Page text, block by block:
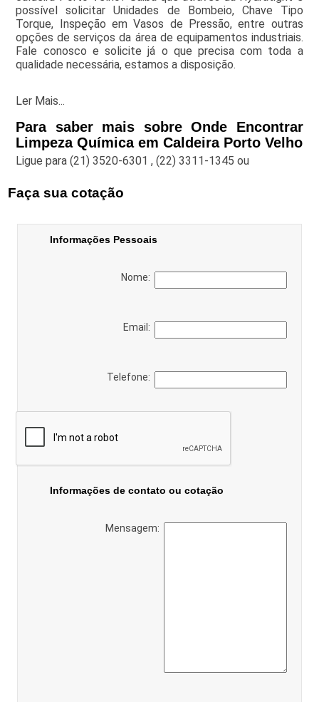
possível solicitar Unidades de Bombeio, Chave Tipo
Torque, Inspeção em Vasos de Pressão, entre outras
opções de serviços da área de equipamentos industriais.
Fale conosco e solicite já o que precisa com toda a
qualidade necessária, estamos a disposição.
Ler Mais...
Para saber mais sobre Onde Encontrar
Limpeza Química em Caldeira Porto Velho
Ligue para(21) 3520-6301 ,(22) 3311-1345 ou
Faça sua cotação
Informações Pessoais
Nome:
Email:
Telefone:
Informações de contato ou cotação
Mensagem: